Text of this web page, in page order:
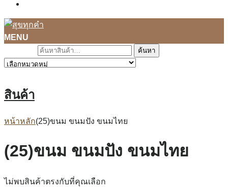
MENU
ค้นหา
สินค้า
หน้าหลัก(25)ขนม ขนมปัง ขนมไทย
(25)ขนม ขนมปัง ขนมไทย
ไม่พบสินค้าตรงกับที่คุณเลือก